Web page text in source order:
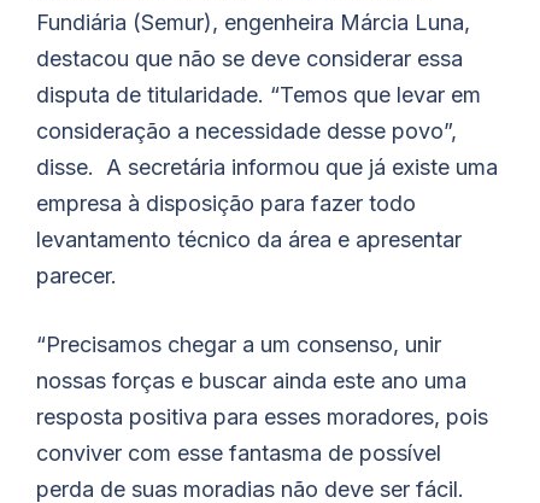
Fundiária (Semur), engenheira Márcia Luna,
destacou que não se deve considerar essa
disputa de titularidade. “Temos que levar em
consideração a necessidade desse povo”,
disse. A secretária informou que já existe uma
empresa à disposição para fazer todo
levantamento técnico da área e apresentar
parecer.
“Precisamos chegar a um consenso, unir
nossas forças e buscar ainda este ano uma
resposta positiva para esses moradores, pois
conviver com esse fantasma de possível
perda de suas moradias não deve ser fácil.